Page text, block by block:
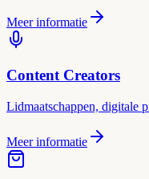
Meer informatie
Content Creators
Lidmaatschappen, digitale
Meer informatie